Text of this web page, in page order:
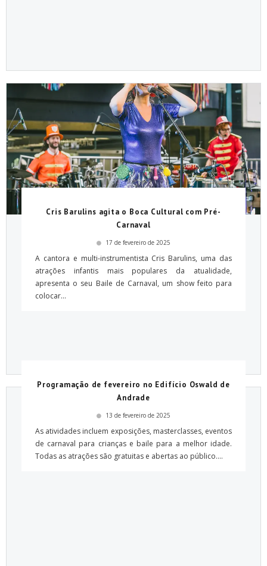
Cris Barulins agita o Boca Cultural com Pré-
Carnaval
17 de fevereiro de 2025
A cantora e multi-instrumentista Cris Barulins, uma das
atrações infantis mais populares da atualidade,
apresenta o seu Baile de Carnaval, um show feito para
colocar...
Programação de fevereiro no Edifício Oswald de
Andrade
13 de fevereiro de 2025
As atividades incluem exposições, masterclasses, eventos
de carnaval para crianças e baile para a melhor idade.
Todas as atrações são gratuitas e abertas ao público....